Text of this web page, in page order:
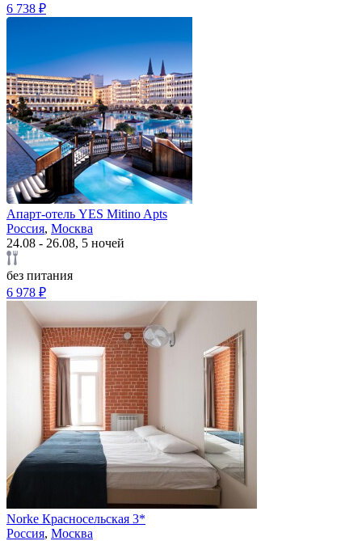
6 738 ₽
Апарт-отель YES Mitino Apts
Россия, Москва
24.08 - 26.08, 5 ночей
без питания
6 978 ₽
Norke Красносельская 3*
Россия, Москва